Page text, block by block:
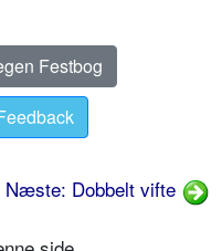
Festbog
Næste: Dobbelt vifte